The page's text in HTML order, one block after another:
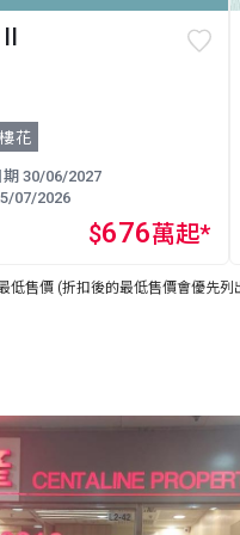
樓花
30/06/2027
07/2026
$676萬起*
售價 (折扣後的最低售價會優先